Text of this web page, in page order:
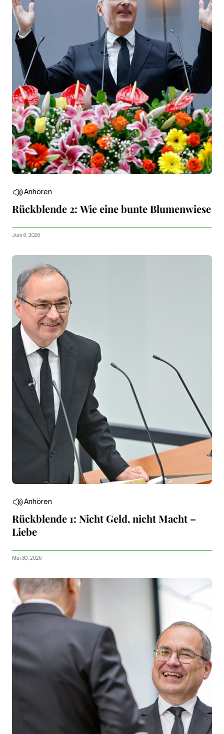
Anhören
Rückblende 2: Wie eine bunte Blumenwiese
Juni 6, 2026
Anhören
Rückblende 1: Nicht Geld, nicht Macht –
Liebe
Mai 30, 2026